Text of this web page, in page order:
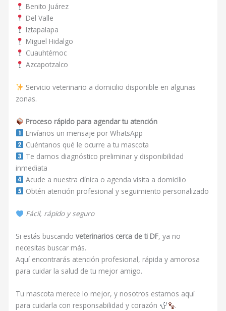
Benito Juárez
Del Valle
Iztapalapa
Miguel Hidalgo
Cuauhtémoc
Azcapotzalco
Servicio veterinario a domicilio disponible en algunas
zonas.
Proceso rápido para agendar tu atención
Envíanos un mensaje por WhatsApp
Cuéntanos qué le ocurre a tu mascota
Te damos diagnóstico preliminar y disponibilidad
inmediata
Acude a nuestra clínica o agenda visita a domicilio
Obtén atención profesional y seguimiento personalizado
Fácil, rápido y seguro
Si estás buscandoveterinarios cerca de ti DF, ya no
necesitas buscar más.
Aquí encontrarás atención profesional, rápida y amorosa
para cuidar la salud de tu mejor amigo.
Tu mascota merece lo mejor, y nosotros estamos aquí
para cuidarla con responsabilidad y corazón
.